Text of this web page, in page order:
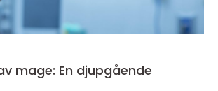
mage: En djupgående